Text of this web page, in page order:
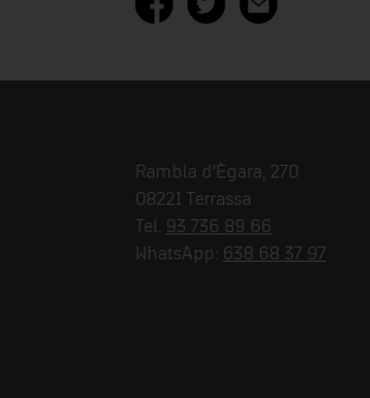
Rambla d'Ègara, 270
08221 Terrassa
Tel. 93 736 89 66
WhatsApp: 638 68 37 97